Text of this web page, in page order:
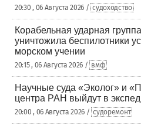
20:30 , 06 Августа 2026 / судоходство
Корабельная ударная
уничтожила беспилотники
морском учении
20:15 , 06 Августа 2026 / вмф
Научные суда «Эколог» и
центра РАН выйдут в
20:00 , 06 Августа 2026 / судоремонт